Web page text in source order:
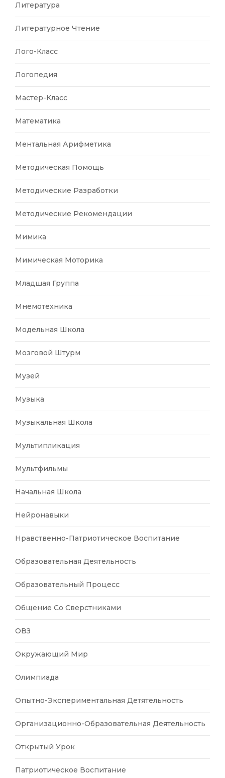
Литература
Литературное Чтение
Лого-Класс
Логопедия
Мастер-Класс
Математика
Ментальная Арифметика
Методическая Помощь
Методические Разработки
Методические Рекомендации
Мимика
Мимическая Моторика
Младшая Группа
Мнемотехника
Модельная Школа
Мозговой Штурм
Музей
Музыка
Музыкальная Школа
Мультипликация
Мультфильмы
Начальная Школа
Нейронавыки
Нравственно-Патриотическое Воспитание
Образовательная Деятельность
Образовательный Процесс
Общение Со Сверстниками
ОВЗ
Окружающий Мир
Олимпиада
Опытно-Экспериментальная Детятельность
Организационно-Образовательная Деятельность
Открытый Урок
Патриотическое Воспитание